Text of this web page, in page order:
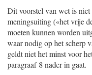
Dit voorstel van wet is
meningsuiting («het vrije
moeten kunnen worden
waar nodig op het scherp
geldt niet het minst voor
paragraaf 8 nader in gaat.